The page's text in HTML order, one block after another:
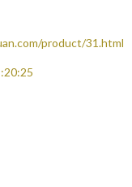
product/31.html